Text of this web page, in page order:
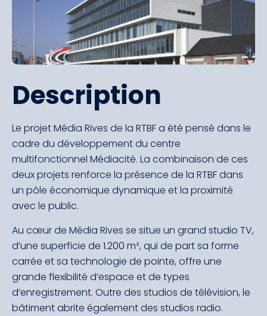
Description
Le projet Média Rives de la RTBF a été pensé dans le
cadre du développement du centre
multifonctionnel Médiacité. La combinaison de ces
deux projets renforce la présence de la RTBF dans
un pôle économique dynamique et la proximité
avec le public.
Au cœur de Média Rives se situe un grand studio TV,
d’une superficie de 1.200 m², qui de part sa forme
carrée et sa technologie de pointe, offre une
grande flexibilité d’espace et de types
d’enregistrement. Outre des studios de télévision, le
bâtiment abrite également des studios radio.